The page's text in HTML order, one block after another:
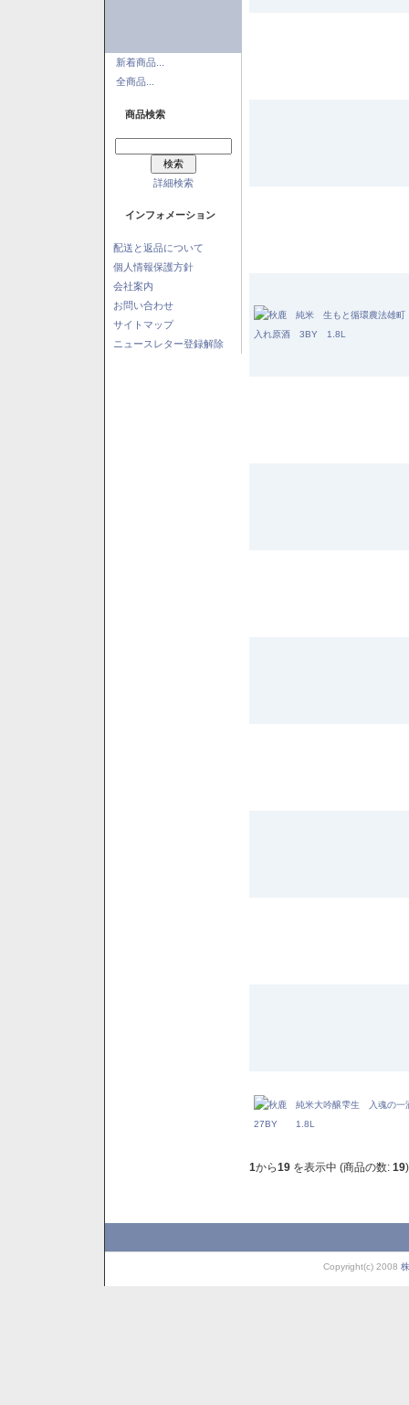
新着商品...
全商品...
商品検索
詳細検索
インフォメーション
配送と返品について
個人情報保護方針
会社案内
お問い合わせ
サイトマップ
ニュースレター登録解除
1から19 を表示中 (商品の数: 19)
Copyright(c) 2008